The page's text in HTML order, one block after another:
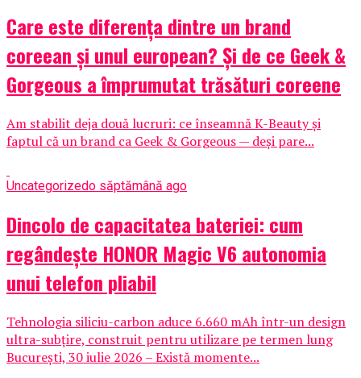
Care este diferența dintre un brand
coreean și unul european? Și de ce Geek &
Gorgeous a împrumutat trăsături coreene
Am stabilit deja două lucruri: ce înseamnă K-Beauty și
faptul că un brand ca Geek & Gorgeous — deși pare...
Uncategorizedo săptămână ago
Dincolo de capacitatea bateriei: cum
regândește HONOR Magic V6 autonomia
unui telefon pliabil
Tehnologia siliciu-carbon aduce 6.660 mAh într-un design
ultra-subțire, construit pentru utilizare pe termen lung
București, 30 iulie 2026 – Există momente...